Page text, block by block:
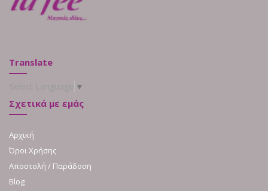
Translate
▼
Σχετικά με εμάς
Αρχική
Όροι Χρήσης
Αποστολή / Παράδοση
Blog